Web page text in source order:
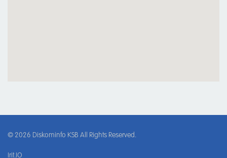
© 2026 Diskominfo KSB All Rights Reserved.
Irit.IO